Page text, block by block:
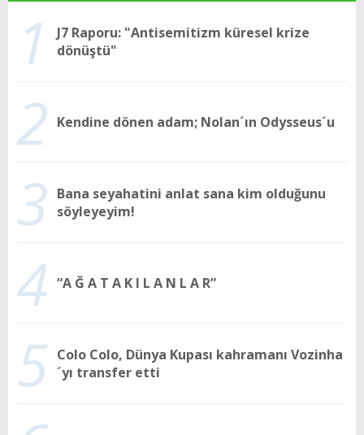
1
J7 Raporu: "Antisemitizm küresel krize
dönüştü"
2 Kendine dönen adam; Nolan´ın Odysseus´u
3 Bana seyahatini anlat sana kim olduğunu
söyleyeyim!
4 “A Ğ A T A K I L A N L A R”
5 Colo Colo, Dünya Kupası kahramanı Vozinha
´yı transfer etti